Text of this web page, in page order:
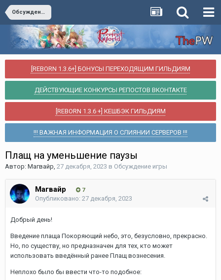
Обсуждение игры
[REBORN 1.3.6+] БОНУСЫ ПЕРЕХОДЯЩИМ ГИЛЬДИЯМ
ДЕЙСТВУЮЩИЕ КОНКУРСЫ РЕПОСТОВ ВКОНТАКТЕ
[REBORN 1.3.6 +] КЕШБЭК ГИЛЬДИЯМ
!!! ВАЖНАЯ ИНФОРМАЦИЯ О СЛИЯНИИ СЕРВЕРОВ !!!
Плащ на уменьшение паузы
Автор: Магвайр, 27 декабря, 2023 в Обсуждение игры
Магвайр 7
Опубликовано: 27 декабря, 2023
Добрый день!
Введение плаща Покоряющий небо, это, безусловно, прекрасно.
Но, по существу, но предназначен для тех, кто может
использовать введённый ранее Плащ вознесения.
Неплохо было бы ввести что-то подобное: